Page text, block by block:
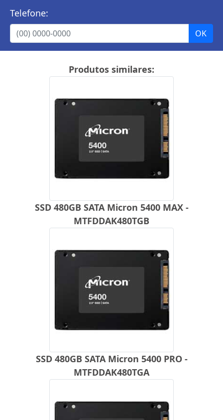
Telefone:
Produtos similares:
SSD 480GB SATA Micron 5400 MAX -
MTFDDAK480TGB
SSD 480GB SATA Micron 5400 PRO -
MTFDDAK480TGA